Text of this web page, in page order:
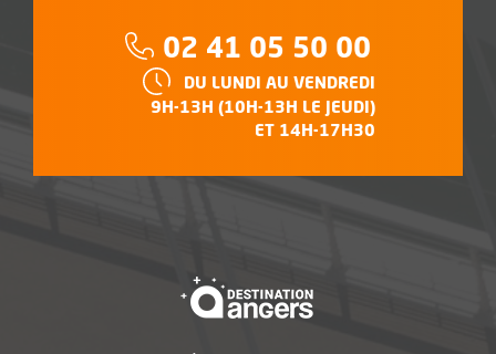
Téléphone :
02 41 05 50 00
HORAIRES :
DU LUNDI AU VENDREDI
9H-13H (10H-13H LE JEUDI)
ET 14H-17H30